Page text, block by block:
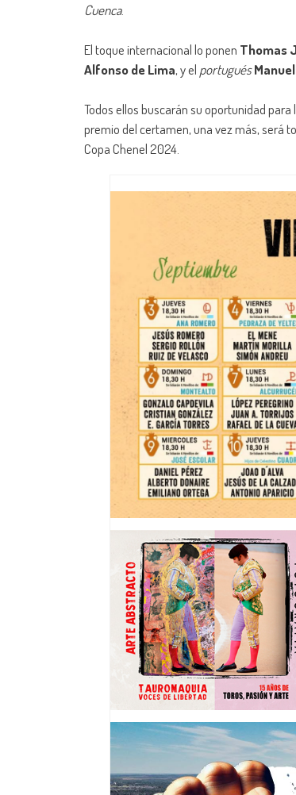
Cuenca.
El toque internacional lo ponen Thomas
Alfonso de Lima, y el portugués
Todos ellos buscarán su oportunidad
premio del certamen, una vez más, será
Copa Chenel 2024.